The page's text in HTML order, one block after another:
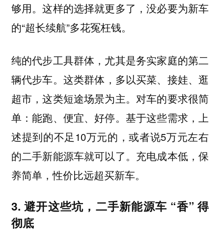
够用。这样的选择就更多了，没必要为新车
的“超长续航”多花冤枉钱。
纯的代步工具群体，尤其是务实家庭的第二
辆代步车。 这类群体，多以买菜、接娃、逛
超市，这类短途场景为主。对车的要求很简
单：能跑、便宜、好停。基于这些需求，上
述提到的不足10万元的，或者说5万元左右
的二手新能源车就可以了。充电成本低，保
养简单，性价比远超买新车。
3. 避开这些坑，二手新能源车 “香” 得
彻底